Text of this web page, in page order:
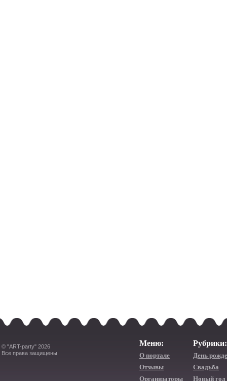
© "ART-party" 2026
Все права защищены
Меню:
О портале
Отзывы
Организаторы
Рубрики:
День
Свадьба
Новый год